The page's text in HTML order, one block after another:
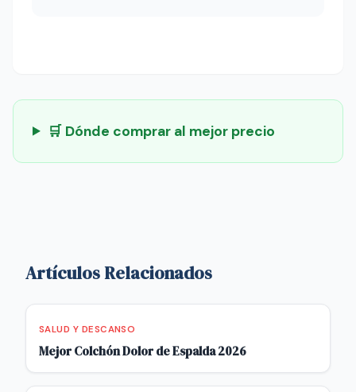
🛒 Dónde comprar al mejor precio
Artículos Relacionados
SALUD Y DESCANSO
Mejor Colchón Dolor de Espalda 2026